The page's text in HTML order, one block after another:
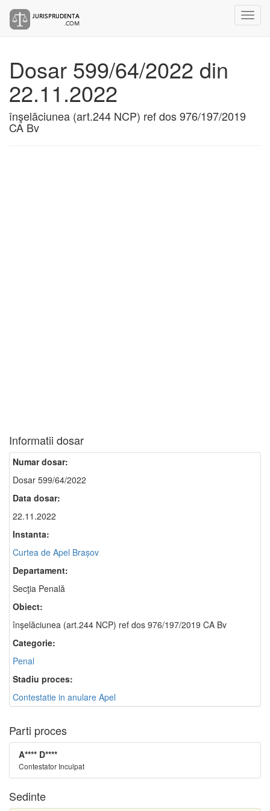
Dosar 599/64/2022 din
22.11.2022
înşelăciunea (art.244 NCP) ref dos 976/197/2019
CA Bv
Informatii dosar
Numar dosar:
Dosar 599/64/2022
Data dosar:
22.11.2022
Instanta:
Curtea de Apel Brașov
Departament:
Secţia Penală
Obiect:
înşelăciunea (art.244 NCP) ref dos 976/197/2019 CA Bv
Categorie:
Penal
Stadiu proces:
Contestatie in anulare Apel
Parti proces
A**** D****
Contestator Inculpat
Sedinte